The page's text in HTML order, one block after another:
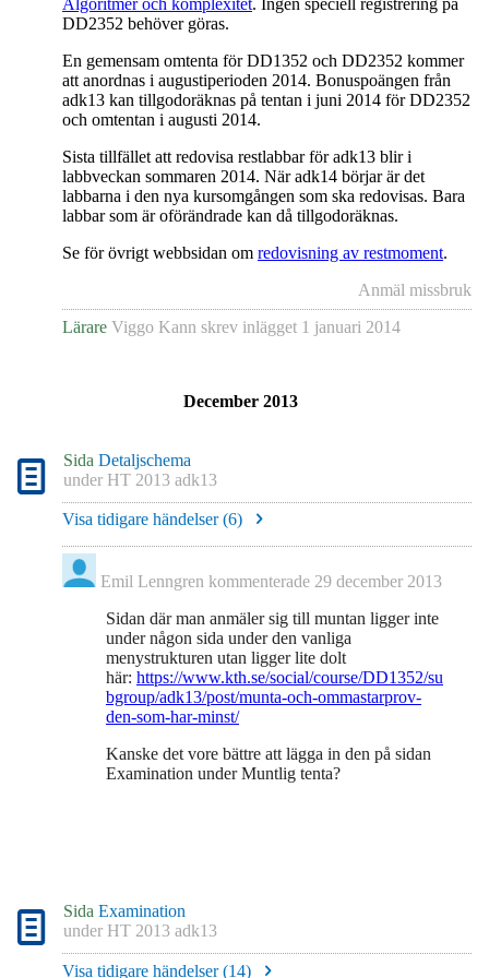
Algoritmer och komplexitet. Ingen speciell registrering på
DD2352 behöver göras.
En gemensam omtenta för DD1352 och DD2352 kommer
att anordnas i augustiperioden 2014. Bonuspoängen från
adk13 kan tillgodoräknas på tentan i juni 2014 för DD2352
och omtentan i augusti 2014.
Sista tillfället att redovisa restlabbar för adk13 blir i
labbveckan sommaren 2014. När adk14 börjar är det
labbarna i den nya kursomgången som ska redovisas. Bara
labbar som är oförändrade kan då tillgodoräknas.
Se för övrigt webbsidan om redovisning av restmoment.
Anmäl missbruk
Lärare Viggo Kann skrev inlägget 1 januari 2014
December 2013
Sida Detaljschema
under HT 2013 adk13
Visa tidigare händelser (6)
Emil Lenngren kommenterade 29 december 2013
Sidan där man anmäler sig till muntan ligger inte
under någon sida under den vanliga
menystrukturen utan ligger lite dolt
här: https://www.kth.se/social/course/DD1352/su
bgroup/adk13/post/munta-och-ommastarprov-
den-som-har-minst/
Kanske det vore bättre att lägga in den på sidan
Examination under Muntlig tenta?
Sida Examination
under HT 2013 adk13
Visa tidigare händelser (14)